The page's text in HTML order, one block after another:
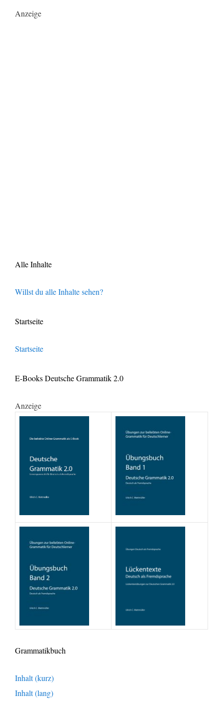
Anzeige
Alle Inhalte
Willst du alle Inhalte sehen?
Startseite
Startseite
E-Books Deutsche Grammatik 2.0
Anzeige
Grammatikbuch
Inhalt (kurz)
Inhalt (lang)